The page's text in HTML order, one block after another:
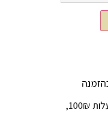
ניתן להזמין שירות מדידות וייעוץ עד בית הלקוח בעלות 100₪,